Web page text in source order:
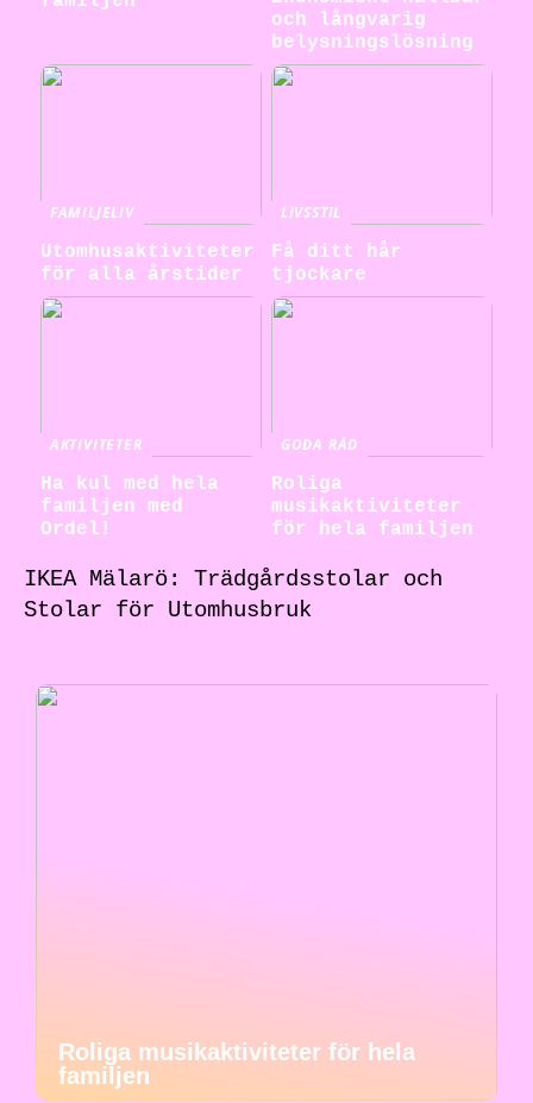
och långvarig
belysningslösning
FAMILJELIV
Utomhusaktiviteter
för alla årstider
LIVSSTIL
Få ditt hår
tjockare
AKTIVITETER
Ha kul med hela
familjen med
Ordel!
GODA RÅD
Roliga
musikaktiviteter
för hela familjen
IKEA Mälarö: Trädgårdsstolar och
Stolar för Utomhusbruk
Roliga musikaktiviteter för hela
familjen